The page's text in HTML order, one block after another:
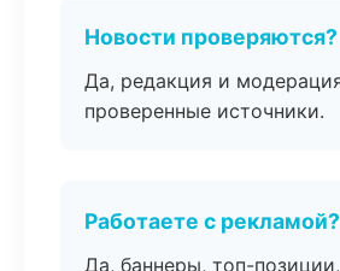
Новости проверяются?
Да, редакция и
проверенные источники.
Работаете с рекламой?
Да, баннеры, топ-